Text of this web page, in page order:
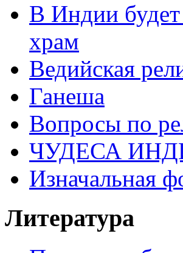
В Индии
храм
Ведийская
Ганеша
Вопросы по
ЧУДЕСА
Изначальная
Литература